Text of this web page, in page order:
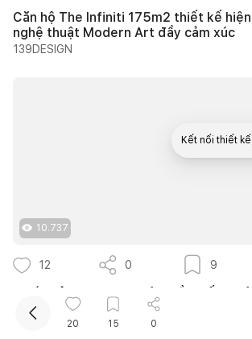
Căn hộ The Infiniti 175m2 thiết kế
nghệ thuật Modern Art đầy cảm xúc
139DESIGN
10.737
12 0 9
25 ý tưởng lựa chọn cây trồng lối đi
bóng mát quanh năm cho nhà phố
Nguyễn Quỳnh Hương
20 15 0
Kết nối thiết